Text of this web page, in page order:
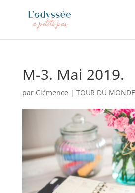
M-3. Mai 2019.
par Clémence | TOUR DU MONDE